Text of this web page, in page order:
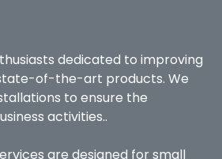
dedicated to improving
of-the-art products. We
to ensure the
activities..
are designed for small